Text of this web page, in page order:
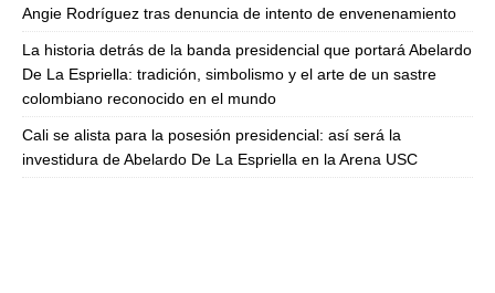
Angie Rodríguez tras denuncia de intento de envenenamiento
La historia detrás de la banda presidencial que portará Abelardo
De La Espriella: tradición, simbolismo y el arte de un sastre
colombiano reconocido en el mundo
Cali se alista para la posesión presidencial: así será la
investidura de Abelardo De La Espriella en la Arena USC